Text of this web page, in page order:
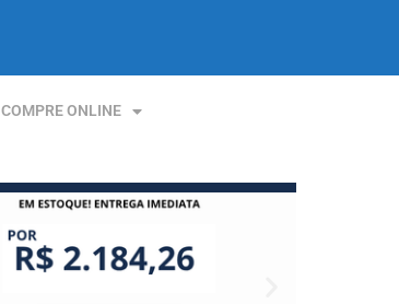
COMPRE ONLINE